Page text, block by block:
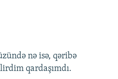
nə isə, qəribə
qardaşımdı.